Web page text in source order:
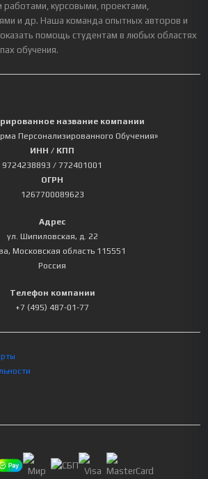
курсовыми, проектами,
и др. Наша команда опытных авторов и
оказать помощь студентам в любых областях
обучения.
название компании
Персонализированного Обучения»
ИНН / КПП
9724238893 / 772401001
ОГРН
1267700089623
Адрес
ул. Шипиловская, д. 22
, Московская область 115551
Россия
Телефон компании
+7 (495) 487-01-77